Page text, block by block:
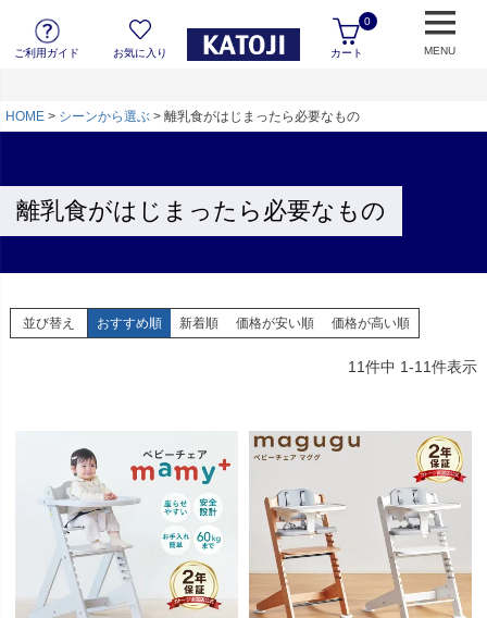
ご利用ガイド お気に入り カート
0
MENU
HOME シーンから選ぶ 離乳食がはじまったら必要なもの
離乳食がはじまったら必要なもの
並び替え おすすめ順 新着順 価格が安い順 価格が高い順
11件中 1-11件表示